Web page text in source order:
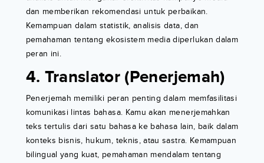
dan memberikan rekomendasi untuk perbaikan.
Kemampuan dalam statistik, analisis data, dan
pemahaman tentang ekosistem media diperlukan dalam
peran ini.
4. Translator (Penerjemah)
Penerjemah memiliki peran penting dalam memfasilitasi
komunikasi lintas bahasa. Kamu akan menerjemahkan
teks tertulis dari satu bahasa ke bahasa lain, baik dalam
konteks bisnis, hukum, teknis, atau sastra. Kemampuan
bilingual yang kuat, pemahaman mendalam tentang